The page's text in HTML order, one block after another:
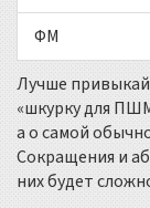
ФМ
Лучше привыкай
«шкурку для
а о самой
Сокращения и
них будет